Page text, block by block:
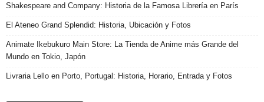
Shakespeare and Company: Historia de la Famosa Librería en París
El Ateneo Grand Splendid: Historia, Ubicación y Fotos
Animate Ikebukuro Main Store: La Tienda de Anime más Grande del
Mundo en Tokio, Japón
Livraria Lello en Porto, Portugal: Historia, Horario, Entrada y Fotos